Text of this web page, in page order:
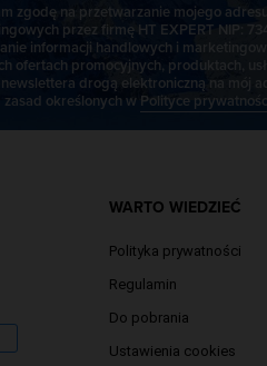
zgodę na przetwarzanie mojego adresu
przez firmę HT EXPERT NIP:
informacji handlowych i
ofertach promocyjnych, produktach,
drogą elektroniczną na mój
zasad określonych w Polityce
WARTO WIEDZIEĆ
Polityka prywatności
Regulamin
Do pobrania
Ustawienia cookies